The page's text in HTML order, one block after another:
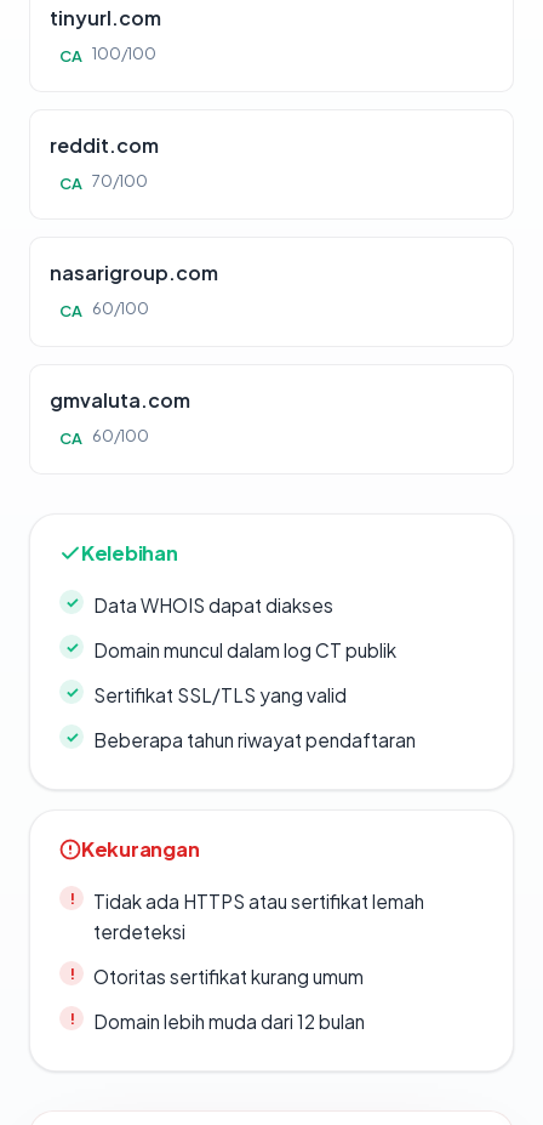
tinyurl.com
CA 100/100
reddit.com
CA 70/100
nasarigroup.com
CA 60/100
gmvaluta.com
CA 60/100
Kelebihan
Data WHOIS dapat diakses
Domain muncul dalam log CT publik
Sertifikat SSL/TLS yang valid
Beberapa tahun riwayat pendaftaran
Kekurangan
Tidak ada HTTPS atau sertifikat lemah
terdeteksi
Otoritas sertifikat kurang umum
Domain lebih muda dari 12 bulan